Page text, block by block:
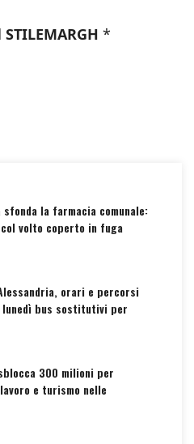
STILEMARGH *
sfonda la farmacia comunale:
col volto coperto in fuga
orari e percorsi
bus sostitutivi per
300 milioni per
e turismo nelle